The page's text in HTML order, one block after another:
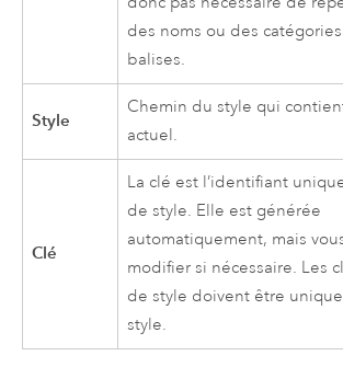
des noms ou des
balises.
Style
Chemin du style qui
actuel.
Clé
La clé est l’identifiant
de style. Elle est générée
automatiquement, mais
modifier si nécessaire. Les
de style doivent être
style.